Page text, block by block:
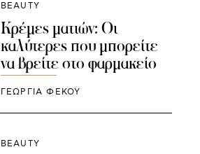
BEAUTY
Κρέμες ματιών: Οι
καλύτερες που μπορείτε
να βρείτε στο φαρμακείο
ΓΕΩΡΓΙΑ ΦΕΚΟΥ
BEAUTY